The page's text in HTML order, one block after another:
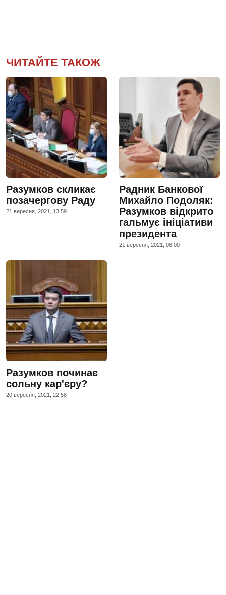
ЧИТАЙТЕ ТАКОЖ
Разумков скликає
позачергову Раду
21 вересня, 2021, 13:59
Радник Банкової
Михайло Подоляк:
Разумков відкрито
гальмує ініціативи
президента
21 вересня, 2021, 08:00
Разумков починає
сольну кар'єру?
20 вересня, 2021, 22:58